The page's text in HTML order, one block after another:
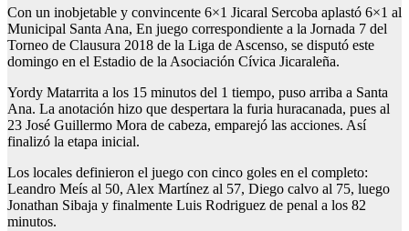
Con un inobjetable y convincente 6×1 Jicaral Sercoba aplastó 6×1 al
Municipal Santa Ana, En juego correspondiente a la Jornada 7 del
Torneo de Clausura 2018 de la Liga de Ascenso, se disputó este
domingo en el Estadio de la Asociación Cívica Jicaraleña.
Yordy Matarrita a los 15 minutos del 1 tiempo, puso arriba a Santa
Ana. La anotación hizo que despertara la furia huracanada, pues al
23 José Guillermo Mora de cabeza, emparejó las acciones. Así
finalizó la etapa inicial.
Los locales definieron el juego con cinco goles en el completo:
Leandro Meís al 50, Alex Martínez al 57, Diego calvo al 75, luego
Jonathan Sibaja y finalmente Luis Rodriguez de penal a los 82
minutos.